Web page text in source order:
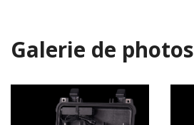
Galerie de photos